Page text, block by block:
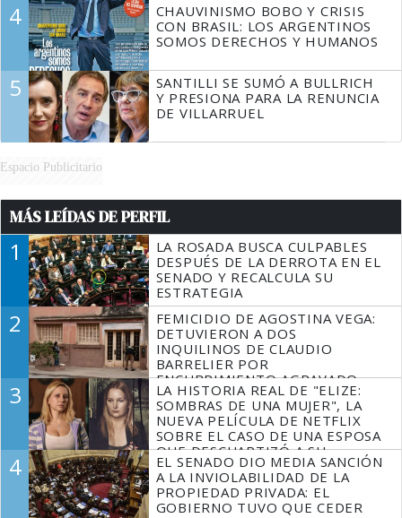
4
CHAUVINISMO BOBO Y CRISIS
CON BRASIL: LOS ARGENTINOS
SOMOS DERECHOS Y HUMANOS
5
SANTILLI SE SUMÓ A BULLRICH
Y PRESIONA PARA LA RENUNCIA
DE VILLARRUEL
Espacio Publicitario
MÁS LEÍDAS DE PERFIL
1
LA ROSADA BUSCA CULPABLES
DESPUÉS DE LA DERROTA EN EL
SENADO Y RECALCULA SU
ESTRATEGIA
2
FEMICIDIO DE AGOSTINA VEGA:
DETUVIERON A DOS
INQUILINOS DE CLAUDIO
BARRELIER POR
ENCUBRIMIENTO AGRAVADO
3
LA HISTORIA REAL DE "ELIZE:
SOMBRAS DE UNA MUJER", LA
NUEVA PELÍCULA DE NETFLIX
SOBRE EL CASO DE UNA ESPOSA
QUE DESCUARTIZÓ A SU
MARIDO
4
EL SENADO DIO MEDIA SANCIÓN
A LA INVIOLABILIDAD DE LA
PROPIEDAD PRIVADA: EL
GOBIERNO TUVO QUE CEDER